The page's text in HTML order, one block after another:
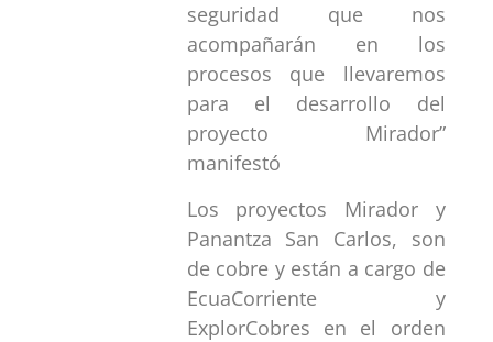
seguridad que nos
acompañarán en los
procesos que llevaremos
para el desarrollo del
proyecto Mirador”
manifestó
Los proyectos Mirador y
Panantza San Carlos, son
de cobre y están a cargo de
EcuaCorriente y
ExplorCobres en el orden